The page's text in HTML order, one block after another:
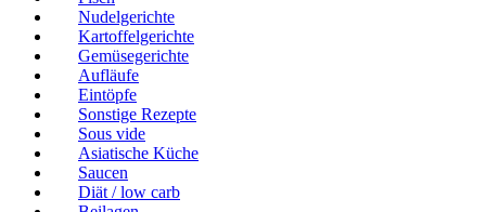
Nudelgerichte
Kartoffelgerichte
Gemüsegerichte
Aufläufe
Eintöpfe
Sonstige Rezepte
Sous vide
Asiatische Küche
Saucen
Diät / low carb